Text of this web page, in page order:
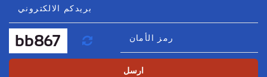
بريدكم الالكتروني
رمز الأمان
ارسل